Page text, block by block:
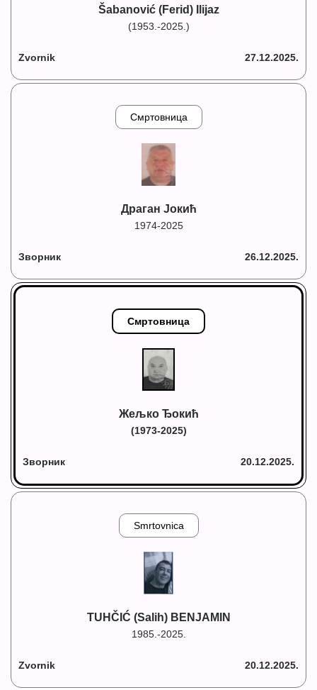
Šabanović (Ferid) Ilijaz
(1953.-2025.)
Zvornik 27.12.2025.
Смртовница
Драган Јокић
1974-2025
Зворник 26.12.2025.
Смртовница
Жељко Ђокић
(1973-2025)
Зворник 20.12.2025.
Smrtovnica
TUHČIĆ (Salih) BENJAMIN
1985.-2025.
Zvornik 20.12.2025.